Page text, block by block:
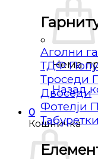
Нема
Назад
0
Кошничка
Аголни
ТДФ
Троседи
Двоседи
Фотелји
Табуретки